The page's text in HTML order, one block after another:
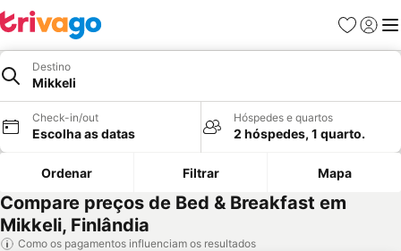
Favoritos
Iniciar
Destino
Mikkeli
Check-in/out
Escolha as datas
Hóspedes e quartos
2 hóspedes, 1 quarto.
Ordenar Filtrar Mapa
Compare preços de Bed & Breakfast em
Mikkeli, Finlândia
Como os pagamentos influenciam os resultados